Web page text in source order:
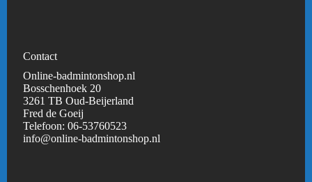
Contact
Online-badmintonshop.nl
Bosschenhoek 20
3261 TB Oud-Beijerland
Fred de Goeij
Telefoon:06-53760523
info@online-badmintonshop.nl